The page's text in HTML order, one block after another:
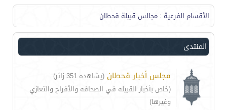
الأقسام الفرعية : مجالس قبيلة قحطان
المنتدى
مجلس أخبار قحطان (يشاهده 351 زائر)
(خاص بأخبار القبيله في الصحافه والأفراح والتعازي
وغيرها)